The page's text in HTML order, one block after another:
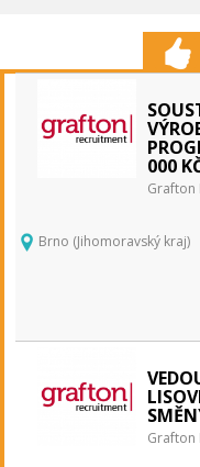
000
Grafton
Brno (Jihomoravský kraj)
Grafton